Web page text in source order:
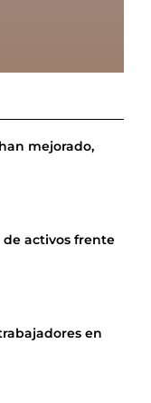
mejorado,
activos frente
en